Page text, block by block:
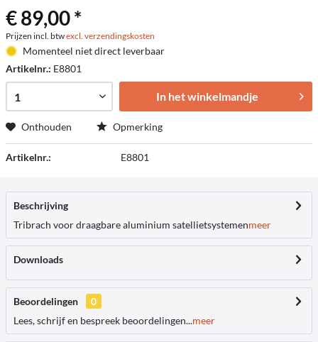
€ 89,00 *
Prijzen incl. btwexcl. verzendingskosten
Momenteel niet direct leverbaar
Artikelnr.: E8801
In het winkelmandje
Onthouden Opmerking
Artikelnr.: E8801
Beschrijving
Tribrach voor draagbare aluminium satellietsystemenmeer
Downloads
Beoordelingen
0
Lees, schrijf en bespreek beoordelingen...meer